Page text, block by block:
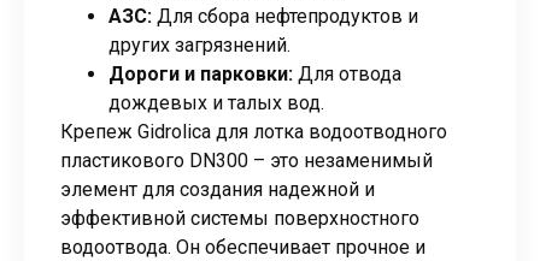
АЗС: Для сбора нефтепродуктов и
других загрязнений.
Дороги и парковки: Для отвода
дождевых и талых вод.
Крепеж Gidrolica для лотка водоотводного
пластикового DN300 – это незаменимый
элемент для создания надежной и
эффективной системы поверхностного
водоотвода. Он обеспечивает прочное и